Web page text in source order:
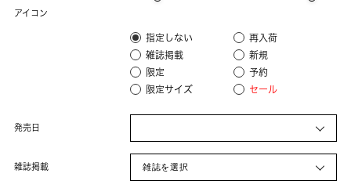
アイコン
指定しない
再入荷
雑誌掲載
新規
限定
予約
限定サイズ
セール
発売日
雑誌掲載